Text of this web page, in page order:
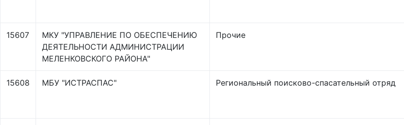
15607
МКУ "УПРАВЛЕНИЕ ПО ОБЕСПЕЧЕНИЮ
ДЕЯТЕЛЬНОСТИ АДМИНИСТРАЦИИ
МЕЛЕНКОВСКОГО РАЙОНА"
Прочие
15608 МБУ "ИСТРАСПАС" Региональный поисково-спасательный отряд